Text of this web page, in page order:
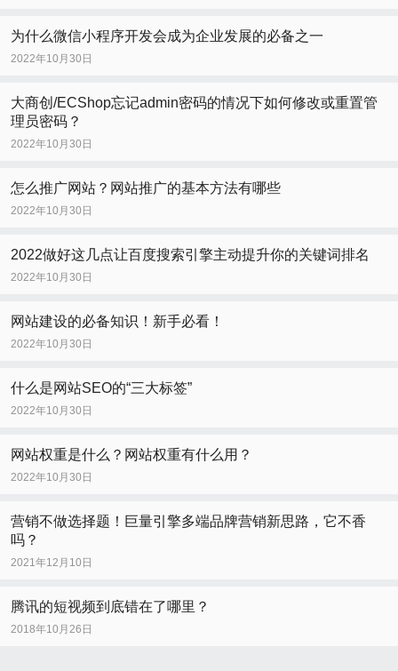
为什么微信小程序开发会成为企业发展的必备之一
2022年10月30日
大商创/ECShop忘记admin密码的情况下如何修改或重置管
理员密码？
2022年10月30日
怎么推广网站？网站推广的基本方法有哪些
2022年10月30日
2022做好这几点让百度搜索引擎主动提升你的关键词排名
2022年10月30日
网站建设的必备知识！新手必看！
2022年10月30日
什么是网站SEO的“三大标签”
2022年10月30日
网站权重是什么？网站权重有什么用？
2022年10月30日
营销不做选择题！巨量引擎多端品牌营销新思路，它不香
吗？
2021年12月10日
腾讯的短视频到底错在了哪里？
2018年10月26日